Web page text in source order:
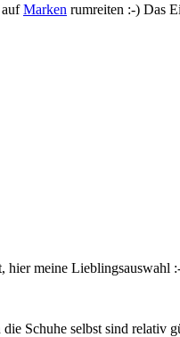
aufMarken rumreiten :-) Das
hier meine Lieblingsauswahl
Schuhe selbst sind relativ